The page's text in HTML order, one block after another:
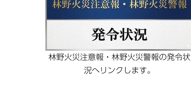
林野火災注意報・林野火災警報の発令状
況へリンクします。